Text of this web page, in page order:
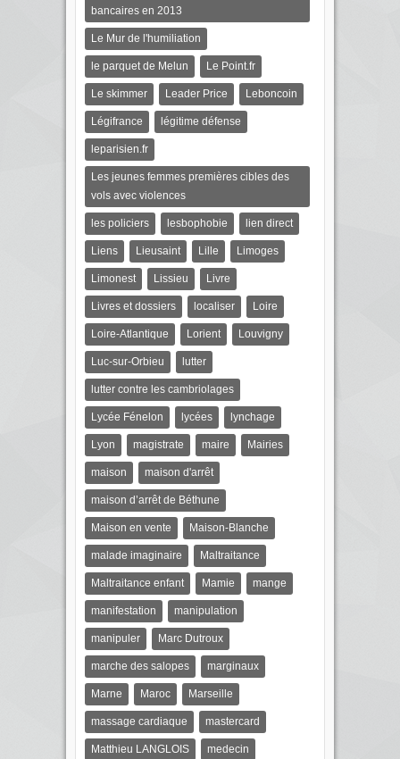
bancaires en 2013
Le Mur de l'humiliation
le parquet de Melun Le Point.fr
Le skimmer Leader Price Leboncoin
Légifrance légitime défense
leparisien.fr
Les jeunes femmes premières cibles des
vols avec violences
les policiers lesbophobie lien direct
Liens Lieusaint Lille Limoges
Limonest Lissieu Livre
Livres et dossiers localiser Loire
Loire-Atlantique Lorient Louvigny
Luc-sur-Orbieu lutter
lutter contre les cambriolages
Lycée Fénelon lycées lynchage
Lyon magistrate maire Mairies
maison maison d'arrêt
maison d’arrêt de Béthune
Maison en vente Maison-Blanche
malade imaginaire Maltraitance
Maltraitance enfant Mamie mange
manifestation manipulation
manipuler Marc Dutroux
marche des salopes marginaux
Marne Maroc Marseille
massage cardiaque mastercard
Matthieu LANGLOIS medecin